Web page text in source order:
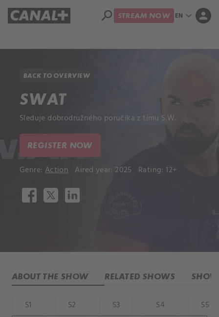
search STREAM NOW EN expand_more person
BACK TO OVERVIEW
SWAT
Sleduje dobrodružného poručíka z tímu S.W.
REGISTER NOW
Genre: Action Aired year: 2025 Rating: 12+
ABOUT THE SHOW RELATED SHOWS
S1 S2 S3 S4 S5